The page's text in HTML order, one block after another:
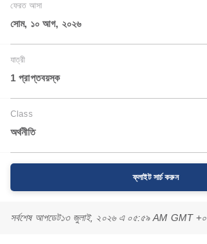
ফেরত আসা
সোম, ১০ আগ, ২০২৬
যাত্রী
1 প্রাপ্তবয়স্ক
Class
অর্থনীতি
ফ্লাইট সার্চ করুন
সর্বশেষ আপডেট১৩ জুলাই, ২০২৬ এ ০৫:৫৯ AM GMT +০